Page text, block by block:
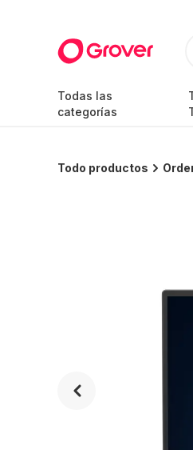
Todas las
categorías
Todo productos